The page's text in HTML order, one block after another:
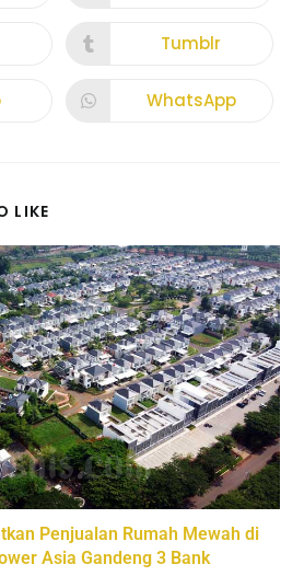
Tumblr
WhatsApp
LIKE
Penjualan Rumah Mewah di
Asia Gandeng 3 Bank